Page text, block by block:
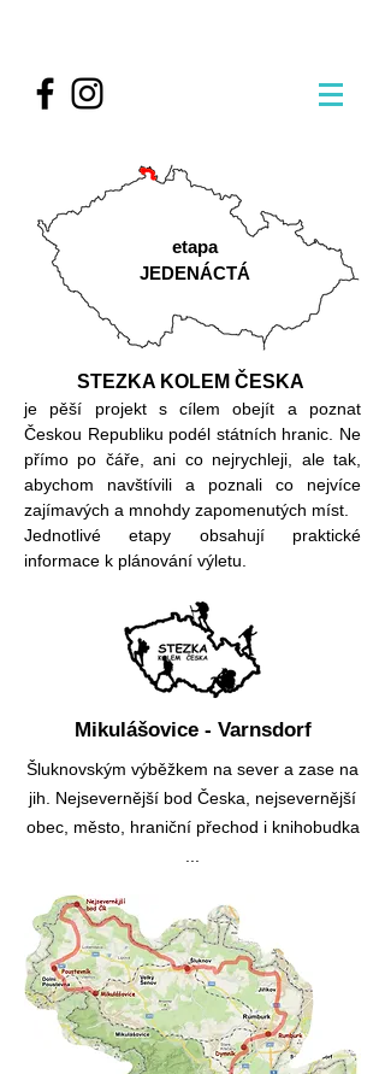
etapa
JEDENÁCTÁ
STEZKA KOLEM ČESKA
je pěší projekt s cílem obejít a poznat
Českou Republiku podél státních hranic. Ne
přímo po čáře, ani co nejrychleji, ale tak,
abychom navštívili a poznali co nejvíce
zajímavých a mnohdy zapomenutých míst.
Jednotlivé etapy obsahují praktické
informace k plánování výletu.
Mikulášovice - Varnsdorf
Šluknovským výběžkem na sever a zase na
jih. Nejsevernější bod Česka, nejsevernější
obec, město, hraniční přechod i knihobudka